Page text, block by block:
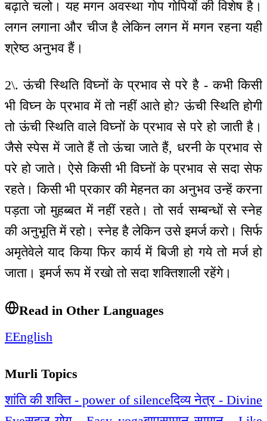
बढ़ाते चलो। यह मगन अवस्था गोप गोपियों की विशेष है।
लगन लगाना और चीज है लेकिन लगन में मगन रहना यही
श्रेष्ठ अनुभव हैं।
2\. ऊंची स्थिति विघ्नों के प्रभाव से परे है - कभी किसी
भी विघ्न के प्रभाव में तो नहीं आते हो? ऊंची स्थिति होगी
तो ऊंची स्थिति वाले विघ्नों के प्रभाव से परे हो जाती है।
जैसे स्पेस में जाते हैं तो ऊंचा जाते हैं, धरनी के प्रभाव से
परे हो जाते। ऐसे किसी भी विघ्नों के प्रभाव से सदा सेफ
रहते। किसी भी प्रकार की मेहनत का अनुभव उन्हें करना
पड़ता जो मुहब्बत में नहीं रहते। तो सर्व सम्बन्धों से स्नेह
की अनुभूति में रहो। स्नेह है लेकिन उसे इमर्ज करो। सिर्फ
अमृतेवेले याद किया फिर कार्य में बिजी हो गये तो मर्ज हो
जाता। इमर्ज रूप में रखो तो सदा शक्तिशाली रहेंगे।
Read in Other Languages
EEnglish
Murli Topics
शांति की शक्ति - power of silenceदिव्य नेत्र - Divine